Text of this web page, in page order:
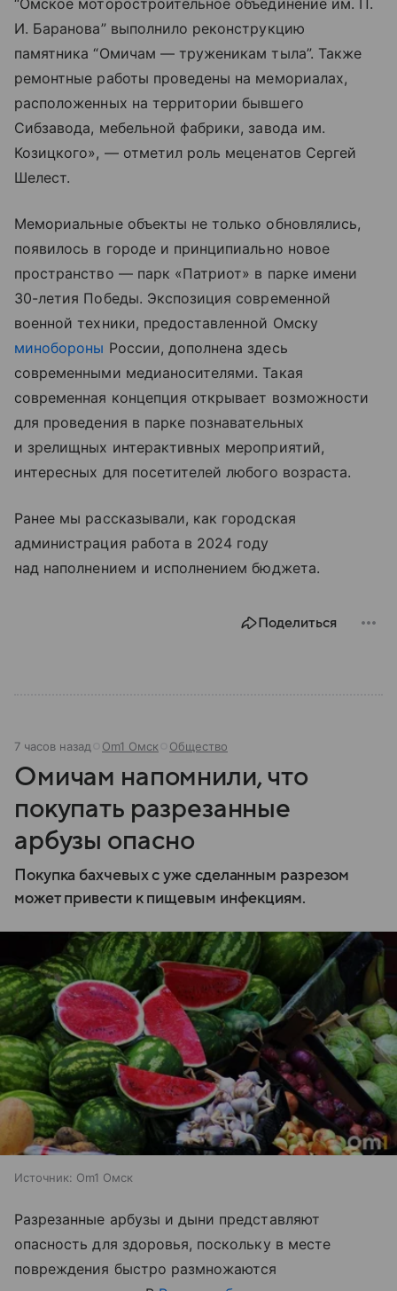
И. Баранова” выполнило реконструкцию
памятника “Омичам — труженикам тыла”. Также
ремонтные работы проведены на мемориалах,
расположенных на территории бывшего
Сибзавода, мебельной фабрики, завода им.
Козицкого», — отметил роль меценатов Сергей
Шелест.
Мемориальные объекты не только обновлялись,
появилось в городе и принципиально новое
пространство — парк «Патриот» в парке имени
30-летия Победы. Экспозиция современной
военной техники, предоставленной Омску
минобороны России, дополнена здесь
современными медианосителями. Такая
современная концепция открывает возможности
для проведения в парке познавательных
и зрелищных интерактивных мероприятий,
интересных для посетителей любого возраста.
Ранее мы рассказывали, как городская
администрация работа в 2024 году
над наполнением и исполнением бюджета.
Поделиться
7 часов назад Om1 Омск Общество
Омичам напомнили, что
покупать разрезанные
арбузы опасно
Покупка бахчевых с уже сделанным разрезом
может привести к пищевым инфекциям.
Источник: Om1 Омск
Разрезанные арбузы и дыни представляют
опасность для здоровья, поскольку в месте
повреждения быстро размножаются